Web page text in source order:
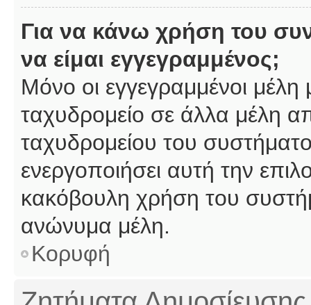
Για να κάνω χρήση του
να είμαι εγγεγραμμένος;
Μόνο οι εγγεγραμμένοι
ταχυδρομείο σε άλλα μέλη
ταχυδρομείου του
ενεργοποιήσει αυτή την
κακόβουλη χρήση του
ανώνυμα μέλη.
Κορυφή